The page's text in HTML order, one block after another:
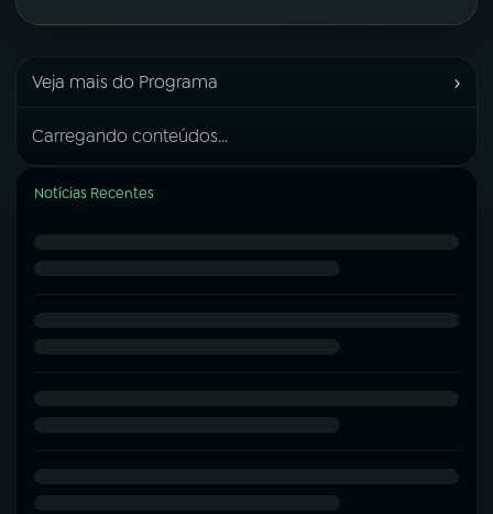
Veja mais do Programa ›
Carregando conteúdos...
Notícias Recentes